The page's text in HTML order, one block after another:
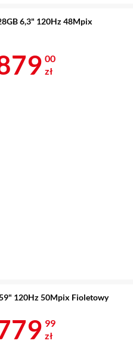
6,3" 120Hz 48Mpix
1 879 zł
00
zł
120Hz 50Mpix Fioletowy
2
99
zł